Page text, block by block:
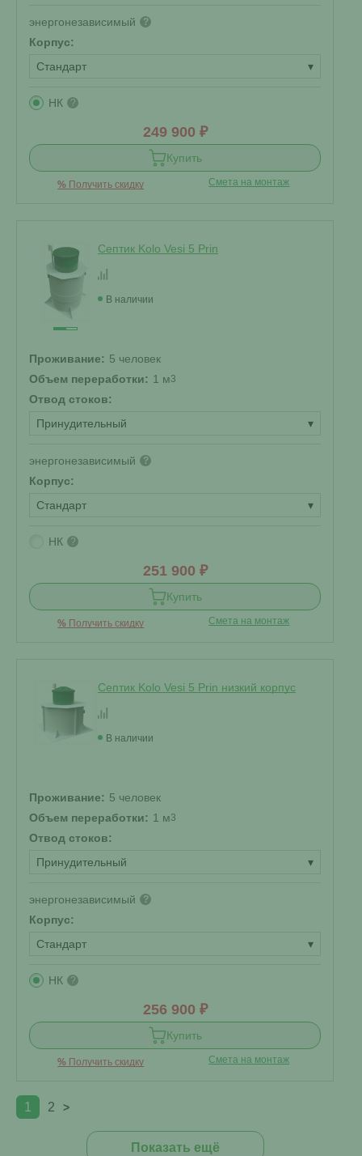
энергонезависимый ?
Корпус:
Стандарт
▾
НК ?
249 900 ₽
Купить
% Получить скидку Смета на монтаж
Септик Kolo Vesi 5 Prin
В наличии
Проживание: 5 человек
Объем переработки: 1 м3
Отвод стоков:
Принудительный
▾
энергонезависимый ?
Корпус:
Стандарт
▾
НК ?
251 900 ₽
Купить
% Получить скидку Смета на монтаж
Септик Kolo Vesi 5 Prin низкий корпус
В наличии
Проживание: 5 человек
Объем переработки: 1 м3
Отвод стоков:
Принудительный
▾
энергонезависимый ?
Корпус:
Стандарт
▾
НК ?
256 900 ₽
Купить
% Получить скидку Смета на монтаж
1 2 >
Показать ещё